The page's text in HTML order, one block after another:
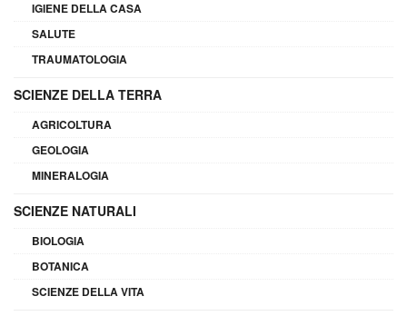
IGIENE DELLA CASA
SALUTE
TRAUMATOLOGIA
SCIENZE DELLA TERRA
AGRICOLTURA
GEOLOGIA
MINERALOGIA
SCIENZE NATURALI
BIOLOGIA
BOTANICA
SCIENZE DELLA VITA